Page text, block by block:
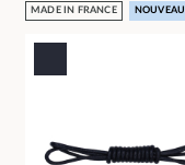
MADE IN FRANCE NOUVEAU